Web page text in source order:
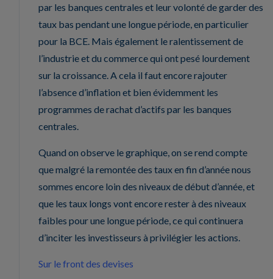
par les banques centrales et leur volonté de garder des
taux bas pendant une longue période, en particulier
pour la BCE. Mais également le ralentissement de
l’industrie et du commerce qui ont pesé lourdement
sur la croissance. A cela il faut encore rajouter
l’absence d’inflation et bien évidemment les
programmes de rachat d’actifs par les banques
centrales.
Quand on observe le graphique, on se rend compte
que malgré la remontée des taux en fin d’année nous
sommes encore loin des niveaux de début d’année, et
que les taux longs vont encore rester à des niveaux
faibles pour une longue période, ce qui continuera
d’inciter les investisseurs à privilégier les actions.
Sur le front des devises